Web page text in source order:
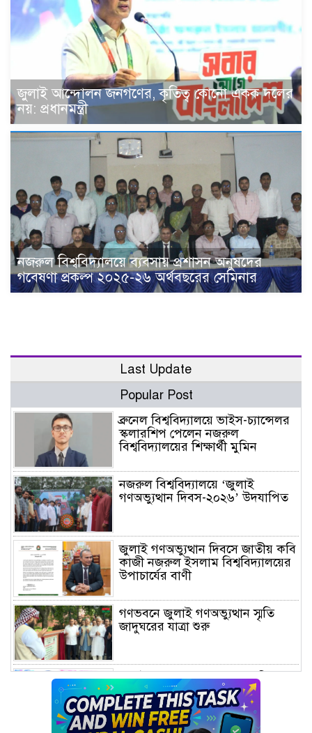
জুলাই আন্দোলন জনগণের, কৃতিত্ব কোনো একক দলের
নয়: প্রধানমন্ত্রী
নজরুল বিশ্ববিদ্যালয়ে ব্যবসায় প্রশাসন অনুষদের
গবেষণা প্রকল্প ২০২৫-২৬ অর্থবছরের সেমিনার
Last Update
Popular Post
ব্রুনেল বিশ্ববিদ্যালয়ে ভাইস-চ্যান্সেলর
স্কলারশিপ পেলেন নজরুল
বিশ্ববিদ্যালয়ের শিক্ষার্থী মুমিন
নজরুল বিশ্ববিদ্যালয়ে ‘জুলাই
গণঅভ্যুত্থান দিবস-২০২৬’ উদযাপিত
জুলাই গণঅভ্যুত্থান দিবসে জাতীয় কবি
কাজী নজরুল ইসলাম বিশ্ববিদ্যালয়ের
উপাচার্যের বাণী
গণভবনে জুলাই গণঅভ্যুত্থান স্মৃতি
জাদুঘরের যাত্রা শুরু
জুলাই আন্দোলন জনগণের, কৃতিত্ব
কোনো একক দলের নয়: প্রধানমন্ত্রী